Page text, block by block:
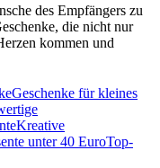
des Empfängers zu
die nicht nur
kommen und
Geschenke für kleines
Kreative
unter 40 EuroTop-